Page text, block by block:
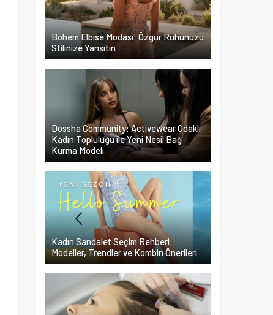
Bohem Elbise Modası: Özgür Ruhunuzu
Stilinize Yansıtın
Dossha Community: Activewear Odaklı
Kadın Topluluğu ile Yeni Nesil Bağ
Kurma Modeli
Kadın Sandalet Seçim Rehberi:
Modeller, Trendler ve Kombin Önerileri